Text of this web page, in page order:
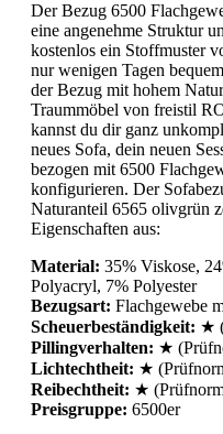
Der Bezug 6500
eine angenehme Struktur
kostenlos ein Stoffmuster
nur wenigen Tagen
der Bezug mit hohem
Traummöbel von freistil
kannst du dir ganz
neues Sofa, dein neuen
bezogen mit 6500
konfigurieren. Der
Naturanteil 6565 olivgrün
Eigenschaften aus:
Material: 35% Viskose,
Polyacryl, 7% Polyester
Bezugsart: Flachgewebe
Scheuerbeständigkeit: ★
Pillingverhalten: ★
Lichtechtheit: ★
Reibechtheit: ★
Preisgruppe: 6500er